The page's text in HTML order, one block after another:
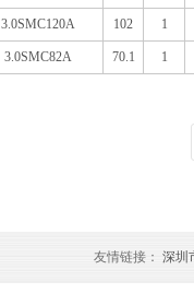
3.0SMC120A 102 1
3.0SMC82A 70.1 1
友情链接： 深圳